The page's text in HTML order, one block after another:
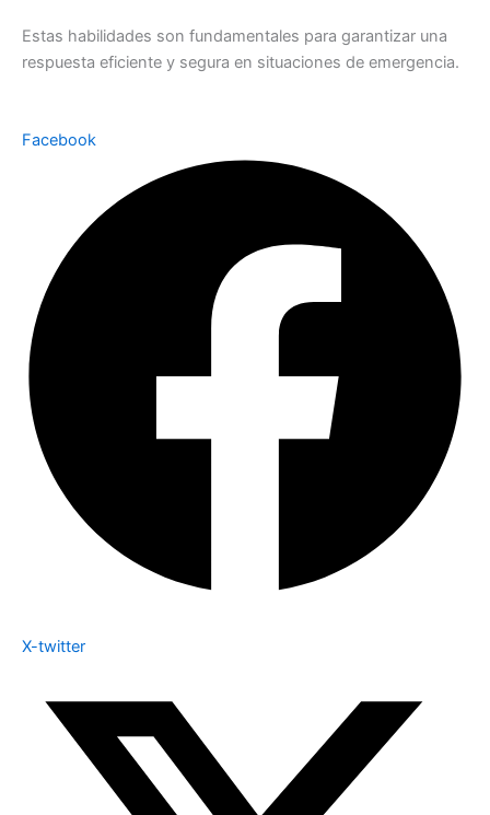
Estas habilidades son fundamentales para garantizar una
respuesta eficiente y segura en situaciones de emergencia.
Facebook
X-twitter